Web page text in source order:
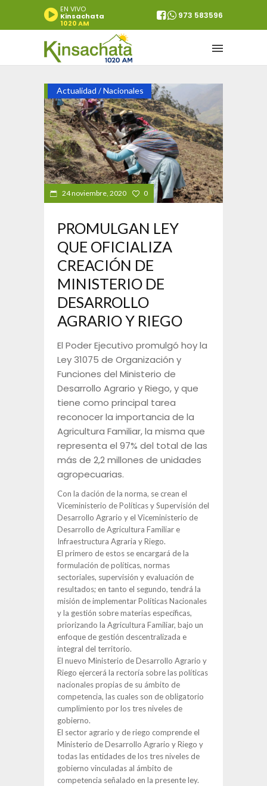
EN VIVO
Kinsachata
1020 AM
973 583596
Actualidad /Nacionales
24 noviembre, 2020 0
PROMULGAN LEY
QUE OFICIALIZA
CREACIÓN DE
MINISTERIO DE
DESARROLLO
AGRARIO Y RIEGO
El Poder Ejecutivo promulgó hoy la
Ley 31075 de Organización y
Funciones del Ministerio de
Desarrollo Agrario y Riego, y que
tiene como principal tarea
reconocer la importancia de la
Agricultura Familiar, la misma que
representa el 97% del total de las
más de 2,2 millones de unidades
agropecuarias.
Con la dación de la norma, se crean el
Viceministerio de Políticas y Supervisión del
Desarrollo Agrario y el Viceministerio de
Desarrollo de Agricultura Familiar e
Infraestructura Agraria y Riego.
El primero de estos se encargará de la
formulación de políticas, normas
sectoriales, supervisión y evaluación de
resultados; en tanto el segundo, tendrá la
misión de implementar Políticas Nacionales
y la gestión sobre materias específicas,
priorizando la Agricultura Familiar, bajo un
enfoque de gestión descentralizada e
integral del territorio.
El nuevo Ministerio de Desarrollo Agrario y
Riego ejercerá la rectoría sobre las políticas
nacionales propias de su ámbito de
competencia, las cuales son de obligatorio
cumplimiento por los tres niveles de
gobierno.
El sector agrario y de riego comprende el
Ministerio de Desarrollo Agrario y Riego y
todas las entidades de los tres niveles de
gobierno vinculadas al ámbito de
competencia señalado en la presente ley.